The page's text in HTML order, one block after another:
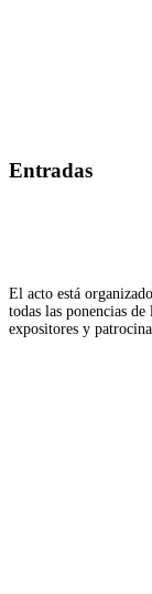
Entradas
El acto está
todas las ponencias
expositores y